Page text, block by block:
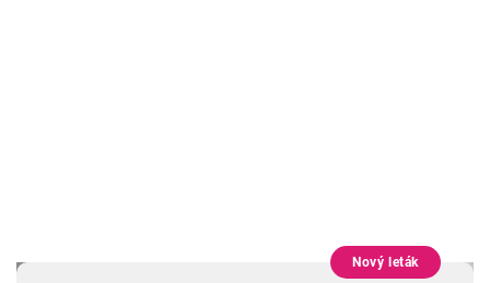
Nový leták